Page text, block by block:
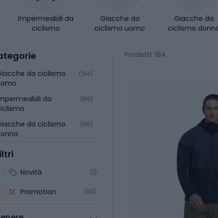
Impermeabili da
ciclismo
Giacche da
ciclismo uomo
Giacche da
ciclismo
da ciclismo
(134)
da
(89)
da ciclismo
(56)
Novità (1)
Promotion (110)
Prodotti: 184